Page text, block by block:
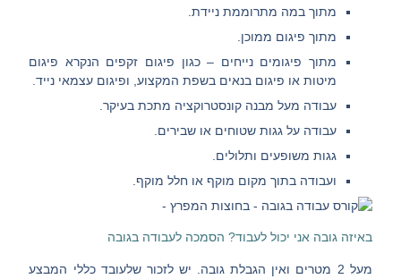
מתוך במה מתרוממת ניידת.
מתוך פיגום ממוכן.
מתוך פיגומים נייחים – כגון פיגום זקפים הנקרא פיגום
מיטות או פיגום בנאים בשפת המקצוע, ופיגום עצמאי נייד.
עבודה מעל מבנה קונסטרוקציה מתכת בעיקר.
עבודה על גגות שטוחים או שבירים.
גגות משופעים ותלולים.
ועבודה בתוך מקום מוקף או חלל מוקף.
באיזה גובה אני יכול לעבוד? הסמכה לעבודה בגובה
מעל 2 מטרים ואין הגבלת גובה. יש לזכור שלעובד כללי המבצע